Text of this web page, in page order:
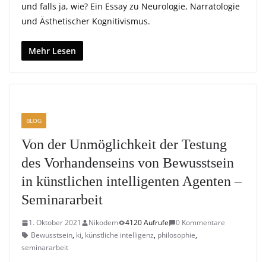
und falls ja, wie? Ein Essay zu Neurologie, Narratologie
und Ästhetischer Kognitivismus.
Mehr Lesen
BLOG
Von der Unmöglichkeit der Testung
des Vorhandenseins von Bewusstsein
in künstlichen intelligenten Agenten –
Seminararbeit
1. Oktober 2021 Nikodem 4120 Aufrufe
0 Kommentare
Bewusstsein, ki, künstliche intelligenz, philosophie,
seminararbeit